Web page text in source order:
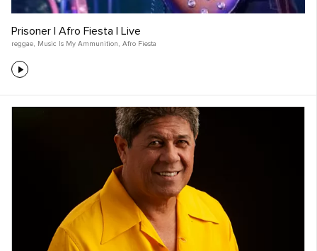
Prisoner | Afro Fiesta | Live
reggae, Music Is My Ammunition , Afro Fiesta